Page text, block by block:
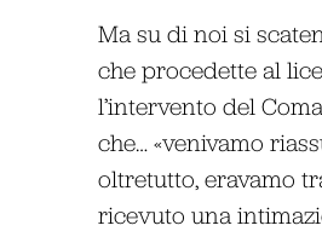
Ma su di noi si
che procedette al
l’intervento del
che… «venivamo
oltretutto, eravamo
ricevuto una